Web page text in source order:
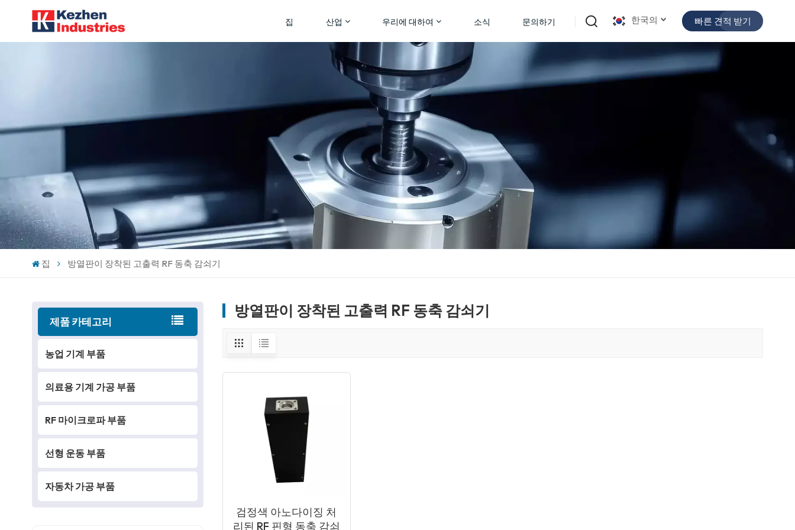
집 산업 우리에 대하여 소식 문의하기 한국의 빠른 견적 받기
집 방열판이 장착된 고출력 RF 동축 감쇠기
제품 카테고리
농업 기계 부품
의료용 기계 가공 부품
RF 마이크로파 부품
선형 운동 부품
자동차 가공 부품
방열판이 장착된 고출력 RF 동축 감쇠기
검정색 아노다이징 처
리된 RF 핀형 동축 감쇠